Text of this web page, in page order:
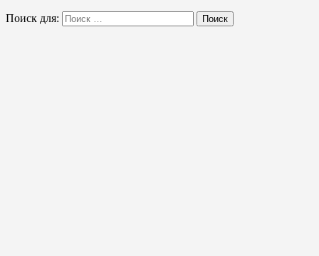
Поиск для: Поиск